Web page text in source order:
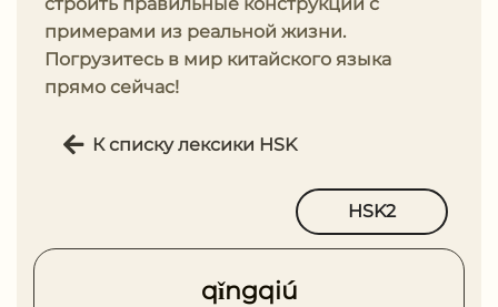
примерами из реальной жизни.
Погрузитесь в мир китайского языка
прямо сейчас!
К списку лексики HSK
HSK2
qǐngqiú